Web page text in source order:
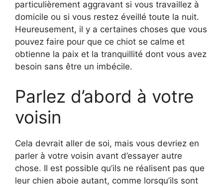
particulièrement aggravant si vous travaillez à
domicile ou si vous restez éveillé toute la nuit.
Heureusement, il y a certaines choses que vous
pouvez faire pour que ce chiot se calme et
obtienne la paix et la tranquillité dont vous avez
besoin sans être un imbécile.
Parlez d’abord à votre
voisin
Cela devrait aller de soi, mais vous devriez en
parler à votre voisin avant d’essayer autre
chose. Il est possible qu’ils ne réalisent pas que
leur chien aboie autant, comme lorsqu’ils sont